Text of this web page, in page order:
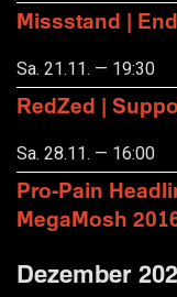
Missstand |
Sa. 21.11. — 19:30
RedZed |
Sa. 28.11. — 16:00
Pro-Pain
MegaMosh
Dezember